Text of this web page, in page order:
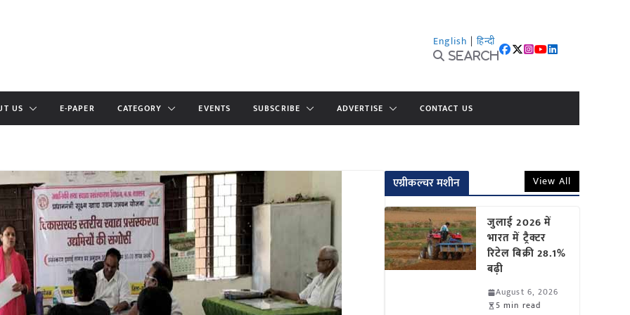
English | हिन्दी
Search
US E-PAPER CATEGORY EVENTS SUBSCRIBE ADVERTISE CONTACT US
एग्रीकल्चर मशीन View All
जुलाई 2026 में
भारत में ट्रैक्टर
रिटेल बिक्री 28.1%
बढ़ी
August 6, 2026
5 min read